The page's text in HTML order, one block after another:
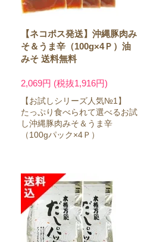
【ネコポス発送】沖縄豚肉み
そ＆うま辛（100g×4Ｐ）油
みそ 送料無料
2,069円 (税抜1,916円)
【お試しシリーズ人気№1】
たっぷり食べられて選べるお試
し沖縄豚肉みそ＆うま辛
（100gパック×4Ｐ）